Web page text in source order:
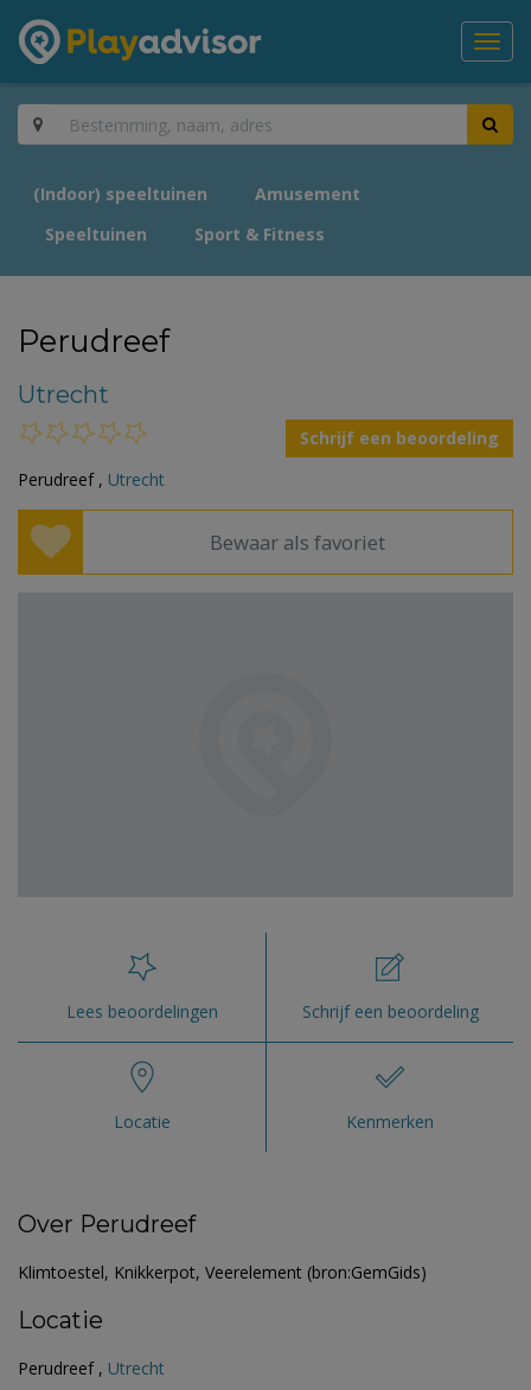
(Indoor) speeltuinen
Amusement
Speeltuinen
Sport & Fitness
Perudreef
Utrecht
Schrijf een beoordeling
Perudreef , Utrecht
Bewaar als favoriet
Lees beoordelingen Schrijf een beoordeling
Locatie Kenmerken
Over Perudreef
Klimtoestel, Knikkerpot, Veerelement (bron:GemGids)
Locatie
Perudreef , Utrecht